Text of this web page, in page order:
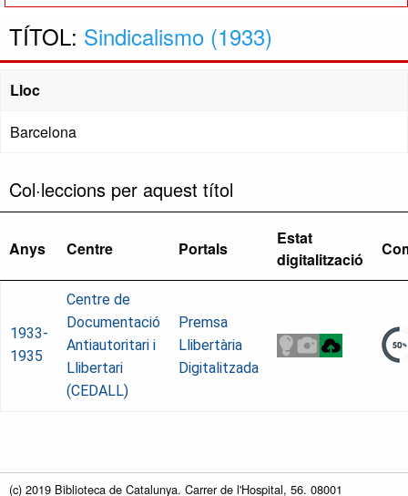
TÍTOL: Sindicalismo (1933)
Lloc
Barcelona
Col·leccions per aquest títol
Anys Centre Portals
Estat
digitalització
1933-
1935
Centre de
Documentació
Antiautoritari i
Llibertari
(CEDALL)
Premsa
Llibertària
Digitalitzada
(c) 2019 Biblioteca de Catalunya. Carrer de l'Hospital, 56. 08001